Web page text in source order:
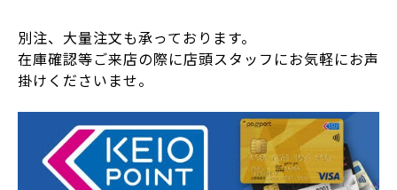
別注、大量注文も承っております。
在庫確認等ご来店の際に店頭スタッフにお気軽にお声
掛けくださいませ。